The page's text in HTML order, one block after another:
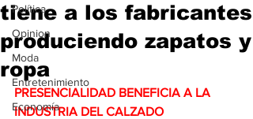
Política
Opinion
Moda
Entretenimiento
Economía
tiene a los fabricantes
produciendo zapatos y
ropa
PRESENCIALIDAD BENEFICIA A LA
INDUSTRIA DEL CALZADO